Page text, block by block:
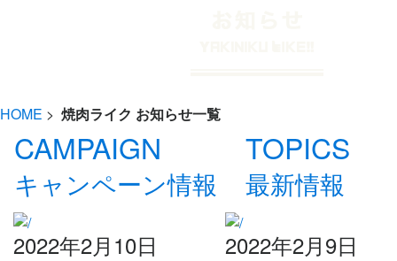
HOME > 焼肉ライク お知らせ一覧
CAMPAIGN
キャンペーン情報
TOPICS
最新情報
2022年2月10日 2022年2月9日